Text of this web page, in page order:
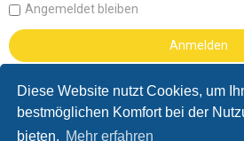
Diese Website nutzt Cookies, um
bestmöglichen Komfort bei der
bieten. Mehr erfahren
Angemeldet bleiben